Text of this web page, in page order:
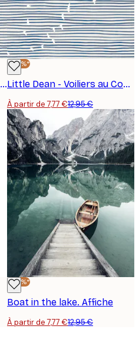
Little Dean - Loutre heureuse à rayures Poster
-40%*
Little Dean - Voiliers au Coucher de Soleil Océan Poster
À partir de 7,77 €12,95 €
-40%*
Boat in the lake. Affiche
À partir de 7,77 €12,95 €